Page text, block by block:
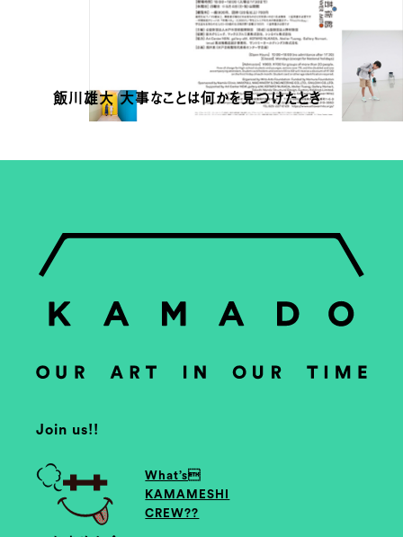
飯川雄大 大事なことは何かを見つけたとき
Join us!!
What’s
KAMAMESHI
CREW??